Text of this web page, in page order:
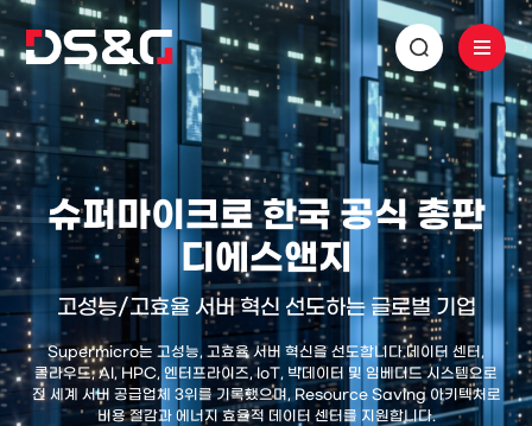
슈퍼마이크로 한국 공식 총판
디에스앤지
고성능/고효율 서버 혁신 선도하는 글로벌 기업
Supermicro는 고성능, 고효율 서버 혁신을 선도합니다.데이터 센터,
클라우드, AI, HPC, 엔터프라이즈, IoT, 빅데이터 및 임베디드 시스템으로
전 세계 서버 공급업체 3위를 기록했으며, Resource Saving 아키텍처로
비용 절감과 에너지 효율적 데이터 센터를 지원합니다.